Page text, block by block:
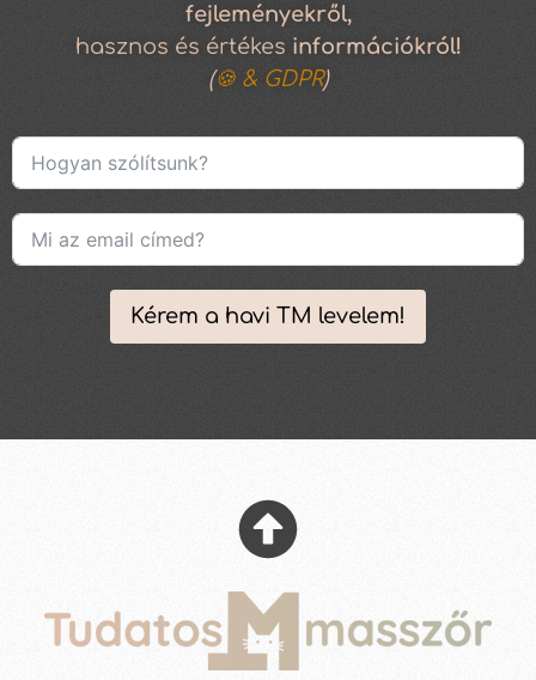
fejleményekről,
hasznos és értékes információkról!
(🍪 & GDPR)
Kérem a havi TM levelem!